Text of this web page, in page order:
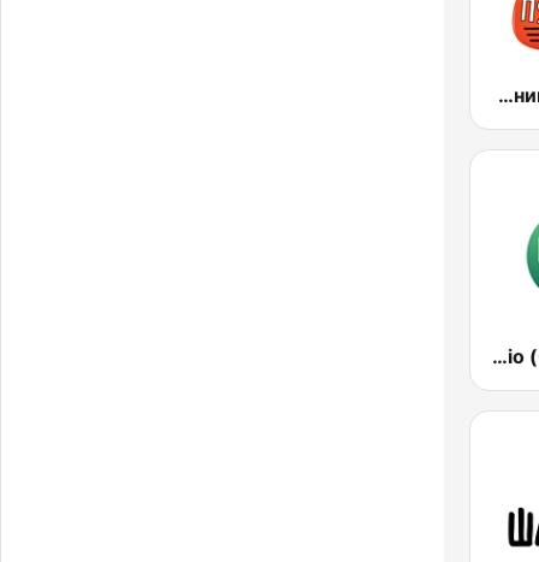
Радио Пятница (Pyatnica)
Гуляй Радіо (Guliay Radio)